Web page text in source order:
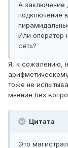
А заключение
подключение
Или оператор
сеть?
Я, к сожалению,
тоже не
мнение без
Цитата
Это